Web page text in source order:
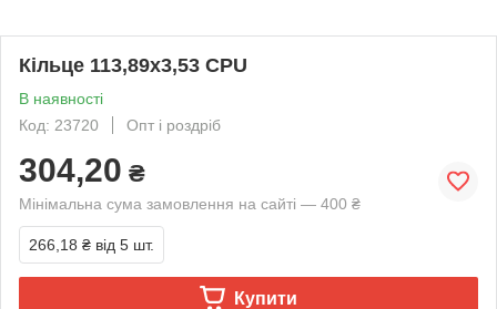
Кільце 113,89х3,53 CPU
В наявності
Код: 23720
Опт і роздріб
304,20 ₴
Мінімальна сума замовлення на сайті — 400 ₴
266,18 ₴ від 5 шт.
Купити